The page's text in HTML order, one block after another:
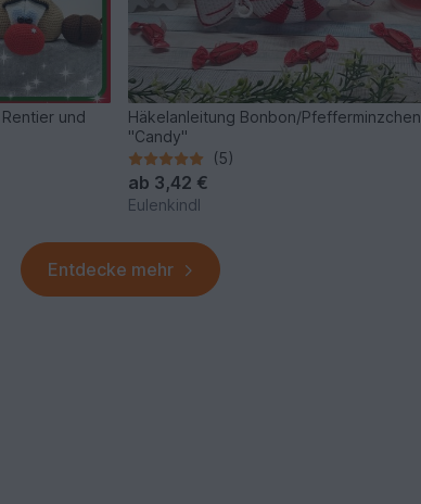
und
Häkelanleitung Bonbon/Pfefferminzchen
"Candy"
(5)
ab 3,42 €
Eulenkindl
Entdecke mehr